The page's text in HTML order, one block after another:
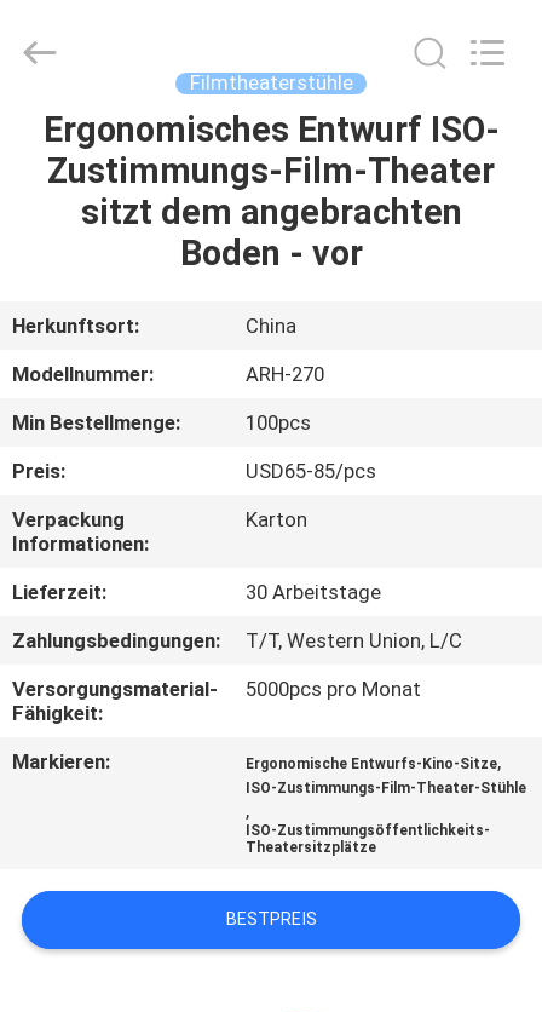
HAUS
PRODUKTE
UNS
AUSFLUG
QUALITÄTSKONTROLLE
TRETEN
SIE
MIT
UNS
IN
BLOG
FORDERN
Commercial
Co.,Ltd.
Filmtheaterstühle
Ergonomisches Entwurf ISO-
Zustimmungs-Film-Theater
sitzt dem angebrachten
Boden - vor
Herkunftsort:
China
Modellnummer:
ARH-270
Min Bestellmenge:
100pcs
Preis:
USD65-85/pcs
Verpackung
Informationen:
Karton
Lieferzeit:
30 Arbeitstage
Zahlungsbedingungen:
T/T, Western Union, L/C
Versorgungsmaterial-
Fähigkeit:
5000pcs pro Monat
Markieren: Ergonomische Entwurfs-Kino-Sitze,
ISO-Zustimmungs-Film-Theater-Stühle
,
ISO-Zustimmungsöffentlichkeits-
Theatersitzplätze
BESTPREIS